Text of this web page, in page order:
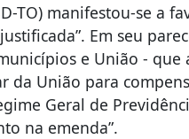
TO) manifestou-se a
Em seu
e União - que
da União para
Geral de
na emenda”.